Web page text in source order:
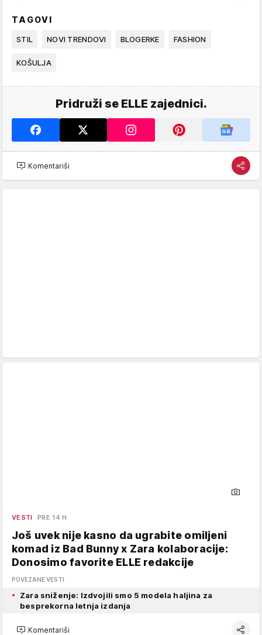
TAGOVI
STIL NOVI TRENDOVI BLOGERKE FASHION
KOŠULJA
Pridruži se ELLE zajednici.
Komentariši
VESTI PRE 14 H
Još uvek nije kasno da ugrabite omiljeni
komad iz Bad Bunny x Zara kolaboracije:
Donosimo favorite ELLE redakcije
POVEZANE VESTI
Zara sniženje: Izdvojili smo 5 modela haljina za
besprekorna letnja izdanja
Komentariši